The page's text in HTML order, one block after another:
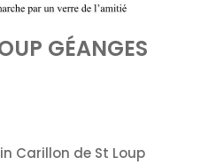
GÉANGES
Carillon de St Loup